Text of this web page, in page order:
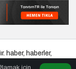
için
haber, haberler,
eshaber,